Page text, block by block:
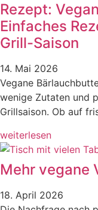
Rezept:
Einfaches
Grill-Saison
14. Mai 2026
Vegane
wenige Zutaten und
Grillsaison. Ob auf
weiterlesen
Mehr vegane
18. April 2026